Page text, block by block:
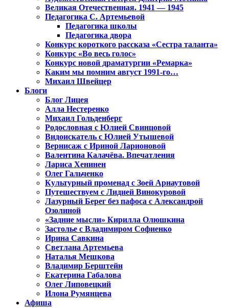
Великая Отечественная. 1941 — 1945
Педагогика С. Артемьевой
Педагогика школы
Педагогика двора
Конкурс короткого рассказа «Сестра таланта»
Конкурс «Во весь голос»
Конкурс новой драматургии «Ремарка»
Каким мы помним август 1991-го…
Михаил Швейцер
Блоги
Блог Лицея
Алла Нестеренко
Михаил Гольденберг
Родословная с Юлией Свинцовой
Видоискатель с Юлией Утышевой
Вернисаж с Ириной Ларионовой
Валентина Калачёва. Впечатления
Лариса Хенинен
Олег Гальченко
Культурный променад с Зоей Арнаутовой
Путешествуем с Лидией Винокуровой
Лазурный Берег без пафоса с Александрой
Озолиной
«Задние мысли» Кирилла Олюшкина
Застолье с Владимиром Софиенко
Ирина Савкина
Светлана Артемьева
Наталья Мешкова
Владимир Берштейн
Екатерина Габалова
Олег Липовецкий
Илона Румянцева
Афиша